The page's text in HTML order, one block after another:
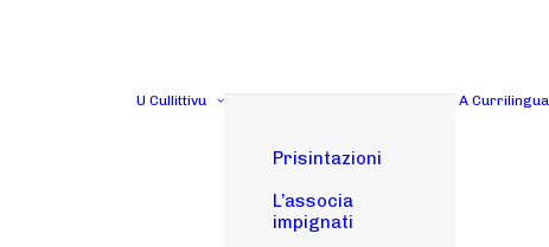
U Cullittivu
Prisintazioni
L’associa
impignati
A Currilingua